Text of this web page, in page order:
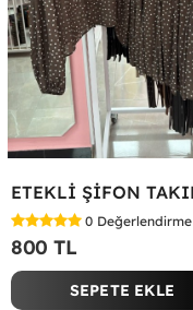
0 Değerlendirme
800 TL
SEPETE EKLE